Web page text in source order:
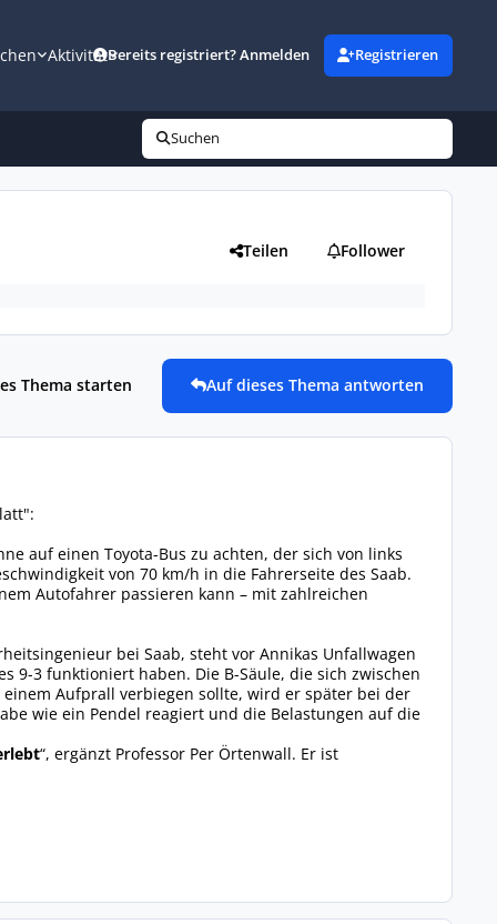
AktivitätBereits registriert? Anmelden Registrieren
Suchen
Teilen Follower
Thema starten Auf dieses Thema antworten
auf einen Toyota-Bus zu achten, der sich von links
von 70 km/h in die Fahrerseite des Saab.
Autofahrer passieren kann – mit zahlreichen
bei Saab, steht vor Annikas Unfallwagen
9-3 funktioniert haben. Die B-Säule, die sich zwischen
Aufprall verbiegen sollte, wird er später bei der
wie ein Pendel reagiert und die Belastungen auf die
“, ergänzt Professor Per Örtenwall. Er ist